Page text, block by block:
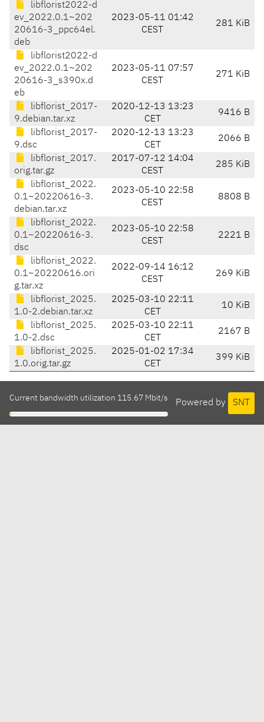
libflorist2022-d
ev_2022.0.1~202
20616-3_ppc64el.
deb
2023-05-11 01:42
CEST
281 KiB
libflorist2022-d
ev_2022.0.1~202
20616-3_s390x.d
eb
2023-05-11 07:57
CEST
271 KiB
libflorist_2017-
9.debian.tar.xz
2020-12-13 13:23
CET
9416 B
libflorist_2017-
9.dsc
2020-12-13 13:23
CET
2066 B
libflorist_2017.
orig.tar.gz
2017-07-12 14:04
CEST
285 KiB
libflorist_2022.
0.1~20220616-3.
debian.tar.xz
2023-05-10 22:58
CEST
8808 B
libflorist_2022.
0.1~20220616-3.
dsc
2023-05-10 22:58
CEST
2221 B
libflorist_2022.
0.1~20220616.ori
g.tar.xz
2022-09-14 16:12
CEST
269 KiB
libflorist_2025.
1.0-2.debian.tar.xz
2025-03-10 22:11
CET
10 KiB
libflorist_2025.
1.0-2.dsc
2025-03-10 22:11
CET
2167 B
libflorist_2025.
1.0.orig.tar.gz
2025-01-02 17:34
CET
399 KiB
Powered by SNT
Current bandwidth utilization 115.67 Mbit/s